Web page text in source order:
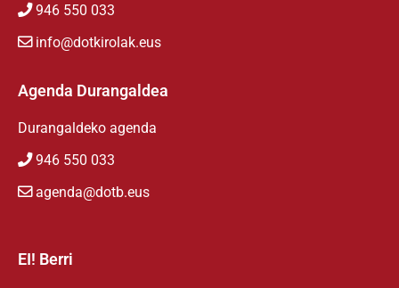
946 550 033
info@dotkirolak.eus
Agenda Durangaldea
Durangaldeko agenda
946 550 033
agenda@dotb.eus
EI! Berri